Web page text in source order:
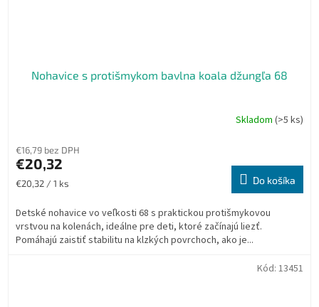
Nohavice s protišmykom bavlna koala džungľa 68
Skladom (>5 ks)
€16,79 bez DPH
€20,32
Jednotková
€20,32 / 1 ks Do košíka
Detské nohavice vo veľkosti 68 s praktickou protišmykovou
vrstvou na kolenách, ideálne pre deti, ktoré začínajú liezť.
Pomáhajú zaistiť stabilitu na klzkých povrchoch, ako je...
Kód: 13451